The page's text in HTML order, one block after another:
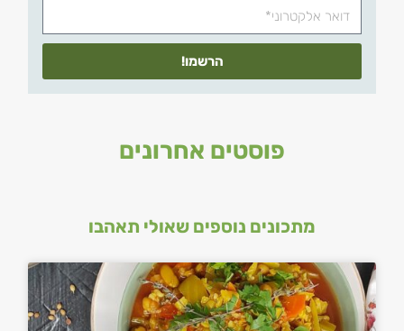
הרשמו!
פוסטים אחרונים
מתכונים נוספים שאולי תאהבו